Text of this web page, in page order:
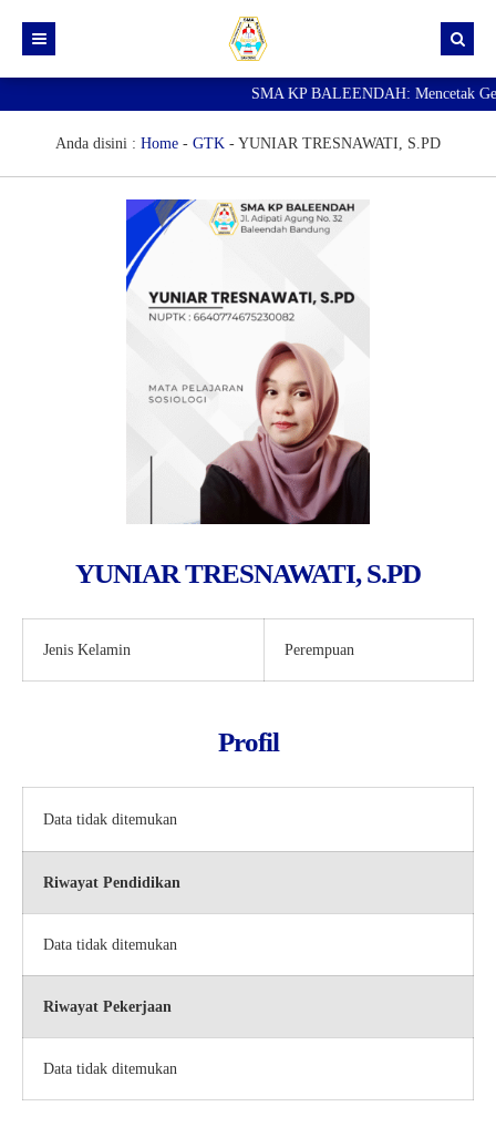
Berita
Data Guru
SMA KP BALEENDAH: Mencetak
Anda disini : Home - GTK - YUNIAR TRESNAWATI, S.PD
YUNIAR TRESNAWATI, S.PD
Jenis Kelamin Perempuan
Profil
Data tidak ditemukan
Riwayat Pendidikan
Data tidak ditemukan
Riwayat Pekerjaan
Data tidak ditemukan